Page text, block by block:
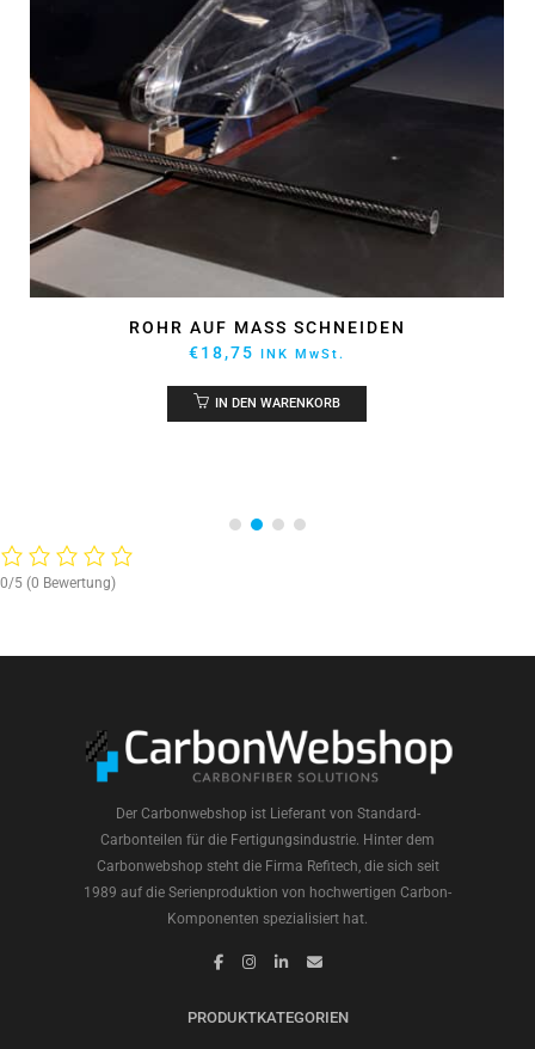
EPOXY KLEBSTOFF ARALDITE 2031 50ML
€59,92 INK MwSt.
IN DEN WARENKORB
0/5 (0 Bewertung)
Der Carbonwebshop ist Lieferant von Standard-
Carbonteilen für die Fertigungsindustrie. Hinter dem
Carbonwebshop steht die Firma Refitech, die sich seit
1989 auf die Serienproduktion von hochwertigen Carbon-
Komponenten spezialisiert hat.
PRODUKTKATEGORIEN